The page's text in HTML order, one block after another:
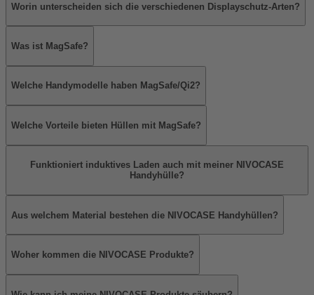
Worin unterscheiden sich die verschiedenen Displayschutz-Arten?
Was ist MagSafe?
Welche Handymodelle haben MagSafe/Qi2?
Welche Vorteile bieten Hüllen mit MagSafe?
Funktioniert induktives Laden auch mit meiner NIVOCASE
Handyhülle?
Aus welchem Material bestehen die NIVOCASE Handyhüllen?
Woher kommen die NIVOCASE Produkte?